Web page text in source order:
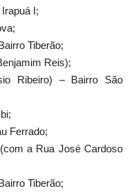
I;
Tiberão;
Reis);
Ribeiro) – Bairro São
Ferrado;
a Rua José Cardoso
Tiberão;